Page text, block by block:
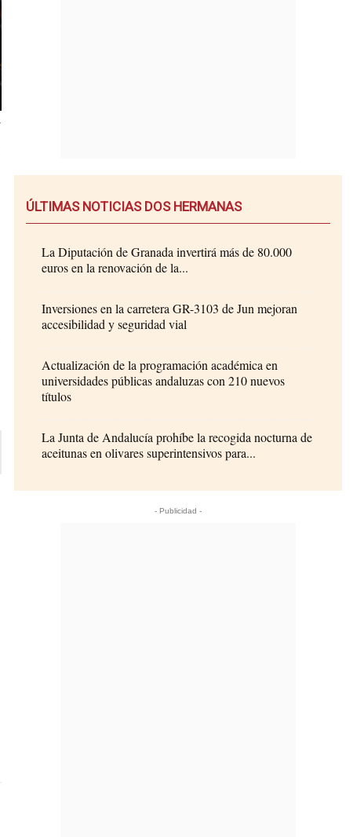
ÚLTIMAS NOTICIAS DOS HERMANAS
La Diputación de Granada invertirá más de 80.000
euros en la renovación de la...
Inversiones en la carretera GR-3103 de Jun mejoran
accesibilidad y seguridad vial
Actualización de la programación académica en
universidades públicas andaluzas con 210 nuevos
títulos
La Junta de Andalucía prohíbe la recogida nocturna de
aceitunas en olivares superintensivos para...
- Publicidad -